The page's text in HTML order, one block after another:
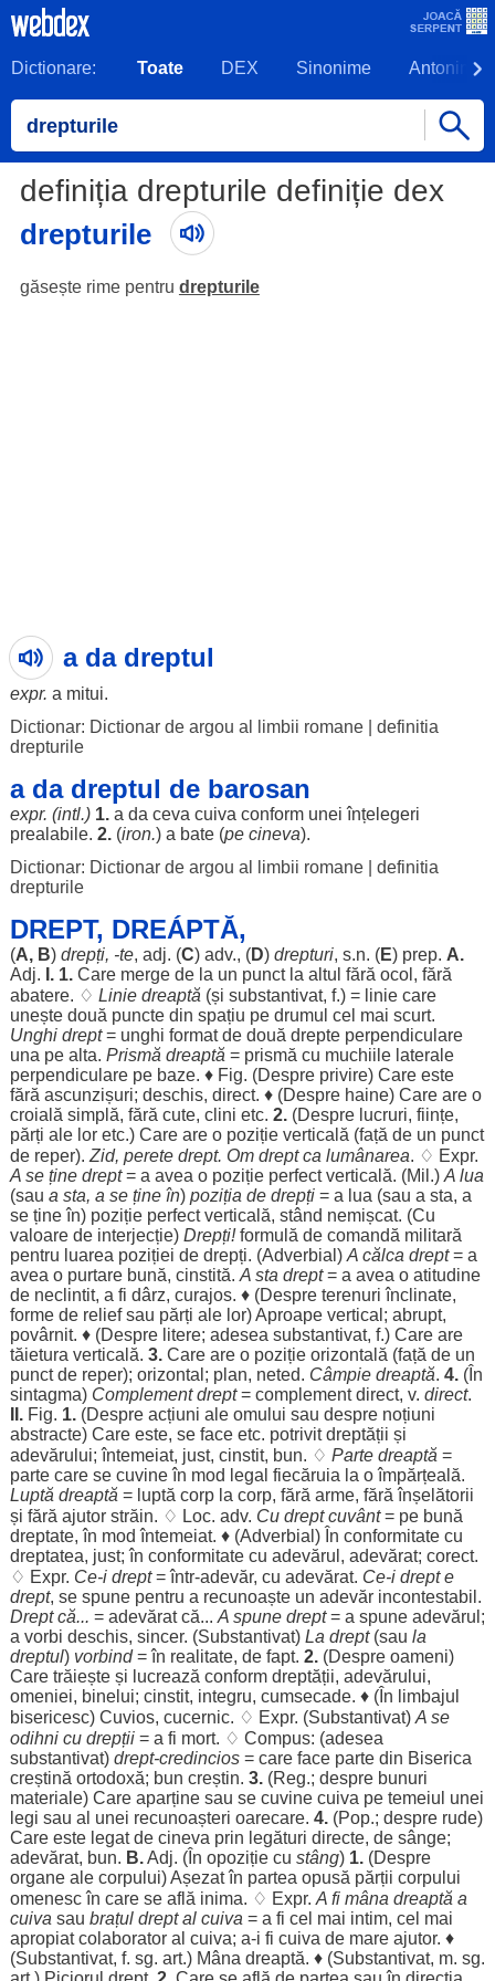
Dictionare: Toate DEX Sinonime Antonime
definiția drepturile definiție dex
drepturile
găsește rime pentru drepturile
a da dreptul
expr. a mitui.
Dictionar: Dictionar de argou al limbii romane| definitia
drepturile
a da dreptul de barosan
expr. (intl.) 1.a da ceva cuiva conformuneiînțelegeri
prealabile. 2.(iron.) a bate(pe cineva).
Dictionar: Dictionar de argou al limbii romane| definitia
drepturile
DREPT, DREÁPTĂ,
(A, B) drepți, -te, adj. (C) adv., (D) drepturi, s.n. (E) prep. A.
Adj. I. 1.Care mergede la un punctla altul fără ocol , fără
abatere. ♢ Linie dreaptă (și substantivat, f.) = liniecare
unește două punctedin spațiu pe drumul cel mai scurt.
Unghi drept= unghi formatde două drepte perpendiculare
una pe alta. Prismă dreaptă = prismă cu muchiile laterale
perpendicularepe baze. ♦ Fig. (Despre privire) Care este
fără ascunzișuri; deschis, direct. ♦ (Despre haine) Care are o
croială simplă, fără cute, clini etc. 2.(Despre lucruri, ființe,
părți ale loretc.) Care are o poziție verticală (față de un punct
de reper). Zid, perete drept. Om dreptca lumânarea. ♢ Expr.
A se ține drept= a avea o poziție perfect verticală. (Mil .) A lua
(sau a sta, a se ține în) poziția de drepți= a lua (sau a sta, a
se ține în) poziție perfect verticală, stând nemișcat. (Cu
valoarede interjecție) Drepți! formulă de comandă militară
pentru luarea poziției de drepți. (Adverbial ) A călca drept= a
avea o purtare bună, cinstită. A sta drept= a avea o atitudine
de neclintit, a fi dârz, curajos. ♦ (Despre terenuri înclinate,
formede reliefsau părți ale lor)Aproape vertical ; abrupt,
povârnit. ♦ (Despre litere; adesea substantivat, f.) Care are
tăietura verticală. 3.Care are o poziție orizontală (față de un
punctde reper); orizontal ; plan, neted. Câmpie dreaptă. 4.(În
sintagma) Complement drept= complement direct, v. direct.
II.Fig. 1.(Despre acțiuni ale omului sau despre noțiuni
abstracte) Care este, se faceetc. potrivit dreptății și
adevărului;întemeiat, just, cinstit, bun. ♢ Parte dreaptă =
partecare se cuvineîn mod legal fiecăruia la oîmpărțeală.
Luptă dreaptă = luptă corpla corp, fără arme, fără înșelătorii
și fără ajutor străin. ♢ Loc. adv. Cu drept cuvânt= pe bună
dreptate, în mod întemeiat. ♦ (Adverbial ) În conformitatecu
dreptatea, just; în conformitatecu adevărul , adevărat; corect.
♢ Expr. Ce-i drept= într-adevăr, cu adevărat. Ce-i drepte
drept, se spune pentru a recunoașteun adevăr incontestabil .
Dreptcă... = adevăratcă... A spune drept= a spune adevărul ;
a vorbi deschis, sincer. (Substantivat) La drept(sau la
dreptul) vorbind= în realitate, de fapt. 2.(Despre oameni)
Care trăieșteși lucrează conform dreptății, adevărului,
omeniei, binelui; cinstit, integru, cumsecade. ♦ (În limbajul
bisericesc) Cuvios, cucernic. ♢ Expr. (Substantivat) A se
odihnicu drepții= a fi mort. ♢ Compus: (adesea
substantivat) drept-credincios= care face partedin Biserica
creștină ortodoxă; bun creștin. 3.(Reg.; despre bunuri
materiale) Care aparținesau se cuvinecuiva pe temeiul unei
legi sau al unei recunoașteri oarecare. 4.(Pop.; despre rude)
Care este legatde cineva prin legături directe, de sânge;
adevărat, bun. B.Adj. (În opozițiecu stâng) 1.(Despre
organe ale corpului)Așezatîn partea opusă părții corpului
omenescîn care se află inima. ♢ Expr. A fi mâna dreaptă a
cuiva sau brațul dreptal cuiva = a fi cel mai intim, cel mai
apropiat colaboratoral cuiva; a-i fi cuiva de mare ajutor. ♦
(Substantivat, f. sg. art.) Mâna dreaptă. ♦ (Substantivat, m. sg.